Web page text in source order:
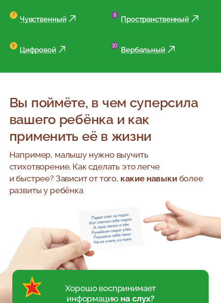
Чувственный Пространственный
Цифровой Вербальный
Вы поймёте, в чем суперсила
вашего ребёнка и как
применить её в жизни
Например, малышу нужно выучить
стихотворение. Как сделать это легче
и быстрее?Зависит от того, какие навыкиболее
развиты у ребёнка
Хорошо воспринимает
информацию на слух?